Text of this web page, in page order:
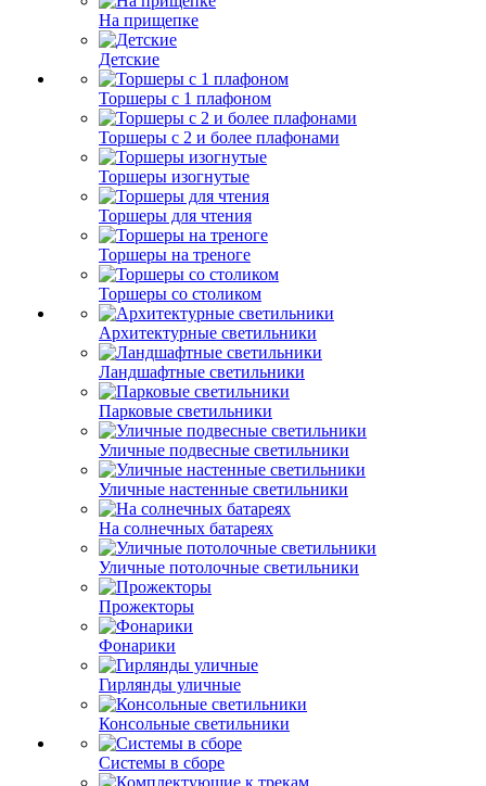
На прищепке
Детские
Торшеры с 1 плафоном
Торшеры с 2 и более плафонами
Торшеры изогнутые
Торшеры для чтения
Торшеры на треноге
Торшеры со столиком
Архитектурные светильники
Ландшафтные светильники
Парковые светильники
Уличные подвесные светильники
Уличные настенные светильники
На солнечных батареях
Уличные потолочные светильники
Прожекторы
Фонарики
Гирлянды уличные
Консольные светильники
Системы в сборе